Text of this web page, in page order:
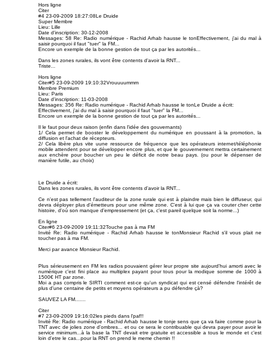
Hors ligne
Citer
#4 23-09-2009 18:27:08Le Druide
Super Membre
Lieu: Lille
Date d'inscription: 30-12-2008
Messages: 58 Re: Radio numérique - Rachid Arhab hausse le tonEffectivement, j'ai du mal à
saisir pourquoi il faut "tuer" la FM...
Encore un exemple de la bonne gestion de tout ça par les autorités...
Dans les zones rurales, ils vont être contents d'avoir la RNT...
Triste...
Hors ligne
Citer#5 23-09-2009 19:10:32Vrouuuummm
Membre Premium
Lieu: Paris
Date d'inscription: 11-03-2008
Messages: 356 Re: Radio numérique - Rachid Arhab hausse le tonLe Druide a écrit:
Effectivement, j'ai du mal à saisir pourquoi il faut "tuer" la FM...
Encore un exemple de la bonne gestion de tout ça par les autorités...
Il le faut pour deux raison (enfin dans l'idée des gouvernants)
1/ Cela permet de booster le développement du numérique en poussant à la promotion, la
diffusion et l'achat de récepteurs.
2/ Cela libère plus vite uune ressource de fréquence que les opérateurs internet/téléphonie
mobile attendent pour se développer encore plus, et que le gouvernement mettra certainement
aux enchère pour boucher un peu le déficit de notre beau pays. (ou pour le dépenser de
manière futile, au choix)
Le Druide a écrit:
Dans les zones rurales, ils vont être contents d'avoir la RNT...
Ce n'est pas tellement l'auditeur de la zone rurale qui est à plaindre mais bien le diffuseur, qui
devra déployer plus d'émetteurs pour une même zone. C'est à lui que ça va couter cher cette
histoire, d'où son manque d'empressement (et ça, c'est pareil quelque soit la norme...)
En ligne
Citer#6 23-09-2009 19:11:32Touche pas à ma FM
Invité Re: Radio numérique - Rachid Arhab hausse le tonMonsieur Rachid s'il vous plait ne
toucher pas à ma FM.
Merci par avance Monsieur Rachid.
Plus sérieusement en FM les radios pouvaient gérer leur propre site aujourd'hui amorti avec le
numérique c'est fini place au multiplex payant pour tous pour la modique somme de 1000 à
1500€ HT par zone.
Moi a pas compris le SIRTI comment est-ce qu'un syndicat qui est censé défendre l'intérêt de
plus d'une centaine de petits et moyens opérateurs a pu défendre çà?
SAUVEZ LA FM.......
Citer
#7 23-09-2009 19:16:02les pieds dans l'paf!!
Invité Re: Radio numérique - Rachid Arhab hausse le tonje sens que ça va faire comme pour la
TNT avec de jolies zone d'ombres... et ou ce sera le contribuable qui devra payer pour avoir le
service minimum...à la base la TNT devait etre gratuite et accessible a tous le monde et c'est
loin d'etre le cas...pour la RNT on prend le meme chemin !!